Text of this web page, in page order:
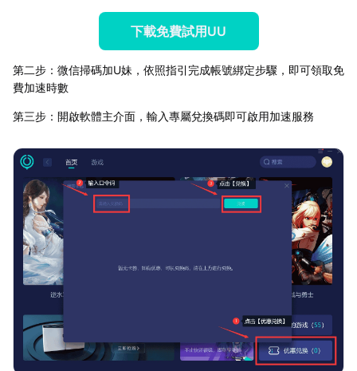
下載免費試用UU
第二步：微信掃碼加U妹，依照指引完成帳號綁定步驟，即可領取免
費加速時數
第三步：開啟軟體主介面，輸入專屬兌換碼即可啟用加速服務